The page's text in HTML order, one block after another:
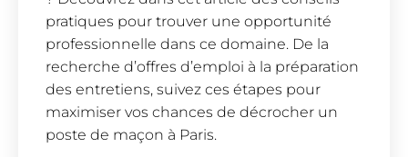
pratiques pour trouver une opportunité
professionnelle dans ce domaine. De la
recherche d’offres d’emploi à la préparation
des entretiens, suivez ces étapes pour
maximiser vos chances de décrocher un
poste de maçon à Paris.